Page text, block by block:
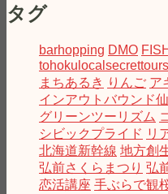
タグ
barhopping DMO
tohokulocalsecrettours
まちあるき りんご ア
インアウトバウンド
グリーンツーリズム
シビックプライド リ
北海道新幹線 地方創
弘前さくらまつり 弘
恋活講座 手ぶらで観